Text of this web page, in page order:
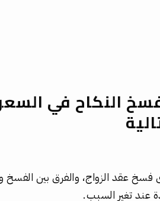
النكاح في
عقد الزواج، والفرق بين الفسخ
عند تغير السبب.